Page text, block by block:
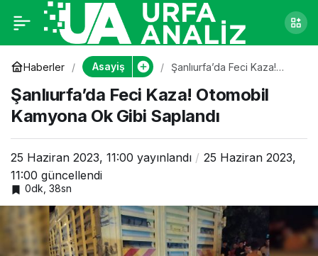
Haberler Asayiş
Şanlıurfa’da Feci Kaza!
Saplandı
Şanlıurfa’da Feci Kaza! Otomobil
Kamyona Ok Gibi Saplandı
25 Haziran 2023, 11:00 yayınlandı
25 Haziran 2023,
11:00 güncellendi
0dk, 38sn
Şanlıurfa’da Feci
Kaza! Otomobil
Kamyona Ok Gibi
Saplandı
0